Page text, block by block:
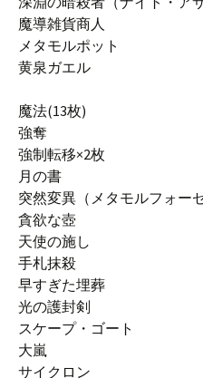
魔導雑貨商人
メタモルポット
黄泉ガエル
魔法(13枚)
強奪
強制転移×2枚
月の書
突然変異（メタモルフォーゼ
貪欲な壺
天使の施し
手札抹殺
早すぎた埋葬
光の護封剣
スケープ・ゴート
大嵐
サイクロン